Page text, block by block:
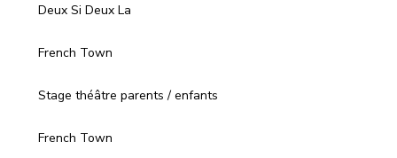
Deux Si Deux La
French Town
Stage théâtre parents / enfants
French Town